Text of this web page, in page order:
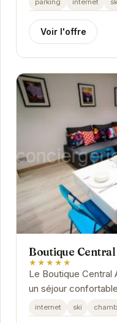
Voir l'offre
Boutique
★★★★★
Le Boutique Central
un séjour
Deux Alpes.
internet ski